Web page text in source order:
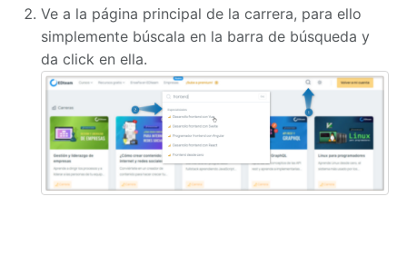
Ve a la página principal de la carrera, para ello
simplemente búscala en la barra de búsqueda y
da click en ella.